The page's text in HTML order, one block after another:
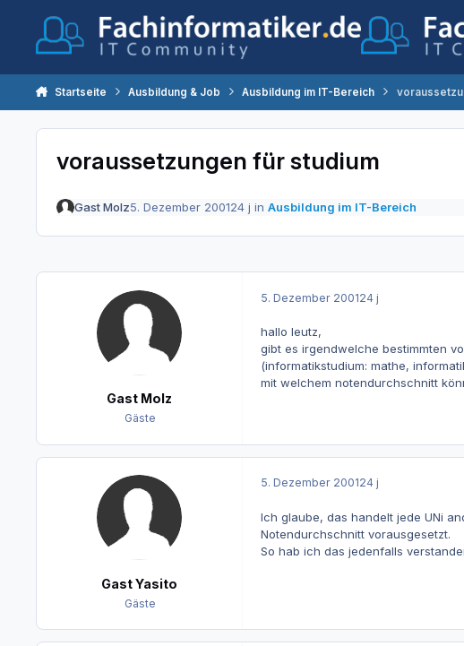
Startseite Ausbildung & Job Ausbildung im IT-Bereich
voraussetzungen für studium
Gast Molz5. Dezember 200124 j in Ausbildung im IT-Bereich
Gast Molz
Gäste
5. Dezember 200124 j
hallo leutz,
gibt es irgendwelche bestimmten
(informatikstudium: mathe,
mit welchem notendurchschnitt
Gast Yasito
Gäste
5. Dezember 200124 j
Ich glaube, das handelt jede UNi
Notendurchschnitt vorausgesetzt.
So hab ich das jedenfalls